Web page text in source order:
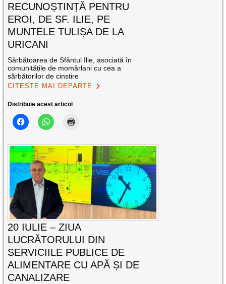
RECUNOȘTINȚĂ PENTRU
EROI, DE SF. ILIE, PE
MUNTELE TULIȘA DE LA
URICANI
Sărbătoarea de Sfântul Ilie, asociată în
comunitățile de momârlani cu cea a
sărbătorilor de cinstire
CITEȘTE MAI DEPARTE
Distribuie acest articol
20 IULIE – ZIUA
LUCRĂTORULUI DIN
SERVICIILE PUBLICE DE
ALIMENTARE CU APĂ ȘI DE
CANALIZARE